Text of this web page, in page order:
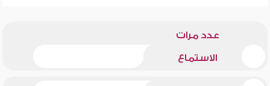
عدد مرات
الاستماع